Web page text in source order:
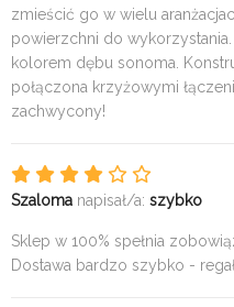
zmieścić go w wielu
powierzchni do
kolorem dębu sonoma.
połączona krzyżowymi
zachwycony!
Szaloma napisał/a: szybko
Sklep w 100% spełnia
Dostawa bardzo szybko -